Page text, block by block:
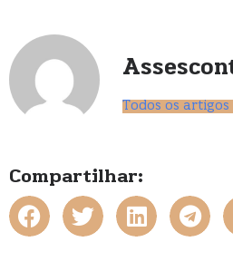
Todos os
Compartilhar: